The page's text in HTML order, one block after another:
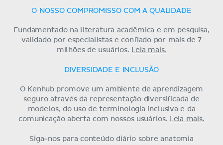
O NOSSO COMPROMISSO COM A QUALIDADE
Fundamentado na literatura acadêmica e em pesquisa,
validado por especialistas e confiado por mais de 7
milhões de usuários.
Leia mais.
DIVERSIDADE E INCLUSÃO
O Kenhub promove um ambiente de aprendizagem
seguro através da representação diversificada de
modelos, do uso de terminologia inclusiva e da
comunicação aberta com nossos usuários.
Leia mais.
Siga-nos para conteúdo diário sobre anatomia